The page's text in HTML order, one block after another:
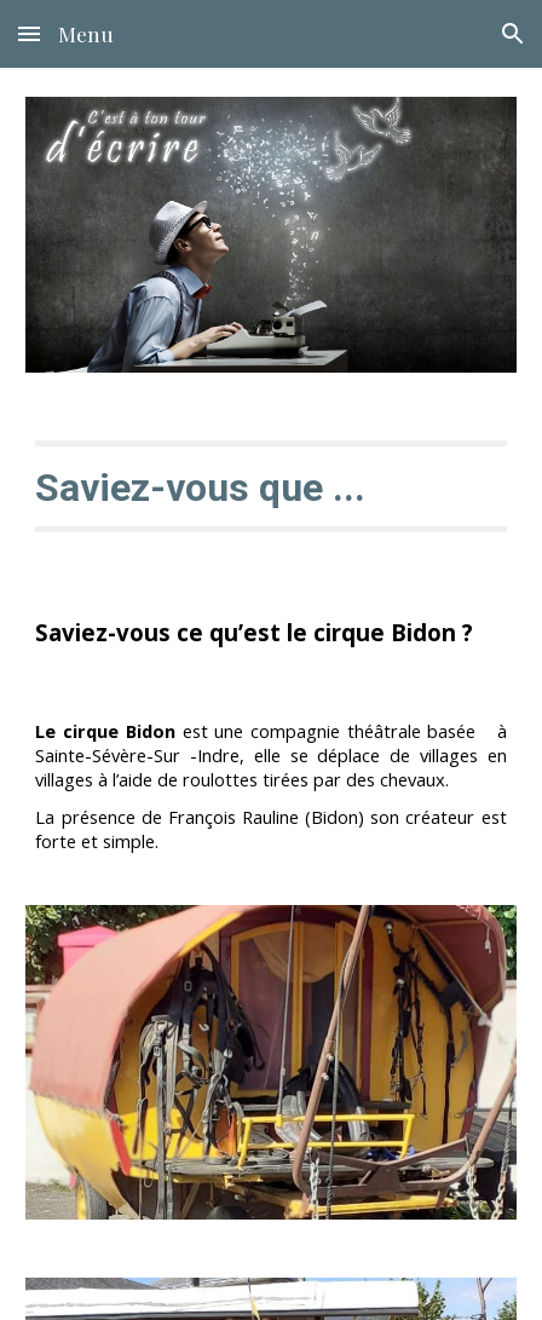
Skip to main content Skip to navigation
Menu
Saviez-vous que ...
Saviez-vous ce qu’est le cirque Bidon ?
Le cirque Bidonest une compagnie théâtrale basée à
Sainte-Sévère-Sur -Indre, elle se déplace de villages en
villages à l’aide de roulottes tirées par des chevaux.
La présence de François Rauline (Bidon) son créateur est
forte et simple.